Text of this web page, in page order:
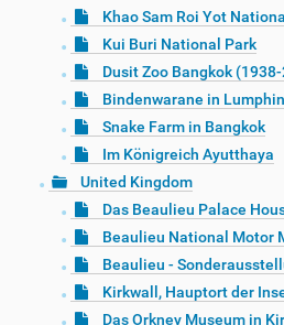
Khao Sam Roi Yot
Kui Buri National Park
Dusit Zoo Bangkok
Bindenwarane in
Snake Farm in Bangkok
Im Königreich Ayutthaya
United Kingdom
Das Beaulieu Palace
Beaulieu National Motor
Beaulieu -
Kirkwall, Hauptort der
Das Orkney Museum in